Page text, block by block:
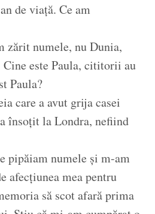
de viață. Ce am
zărit numele, nu Dunia,
este Paula, cititorii au
Paula?
care a avut grija casei
însoțit la Londra, nefiind
pipăiam numele și m-am
afecțiunea mea pentru
să scot afară prima